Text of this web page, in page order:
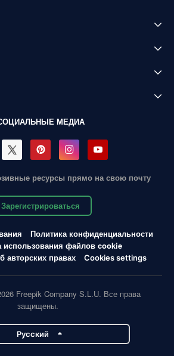
МЕДИА
ресурсы прямо на свою почту
Зарегистрироваться
Политика конфиденциальности
использования файлов cookie
авторских правах
Cookies settings
Freepik Company S.L.U. Все права
защищены.
Pусский